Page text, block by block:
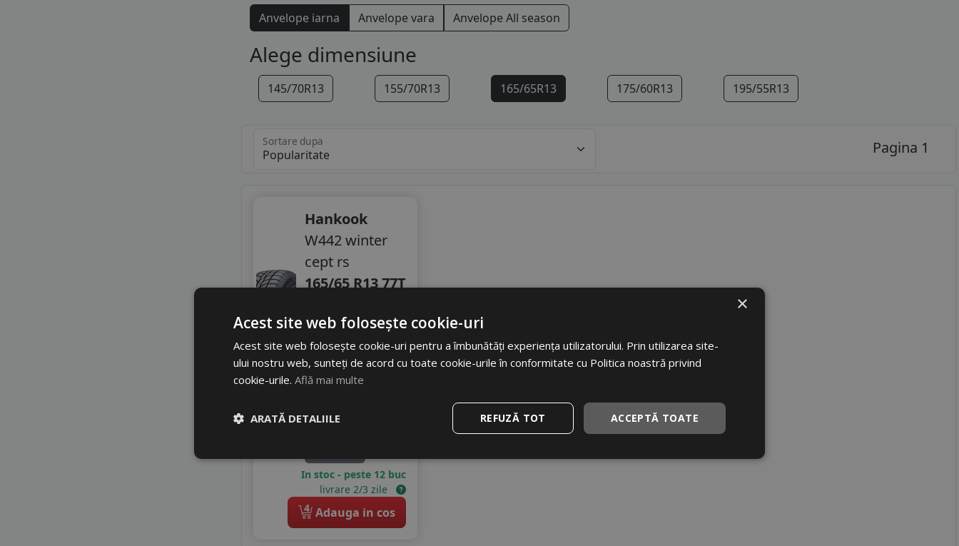
Anvelope iarna Anvelope vara Anvelope All season
Alege dimensiune
145/70R13 155/70R13 165/65R13 175/60R13 195/55R13
Sortare dupa Pagina 1
Hankook
W442 winter
cept rs
165/65 R13 77T
Consum D
Aderenta C
Zgomot
A 71 dB
329
In stoc - peste 12 buc
livrare 2/3 zile
4 Adauga in cos
×
Acest site web folosește cookie-uri
Acest site web folosește cookie-uri pentru a îmbunătăți experiența utilizatorului. Prin utilizarea site-
ului nostru web, sunteți de acord cu toate cookie-urile în conformitate cu Politica noastră privind
cookie-urile. Află mai multe
ACCEPTĂ TOATE
REFUZĂ TOT
ARATĂ DETALIILE